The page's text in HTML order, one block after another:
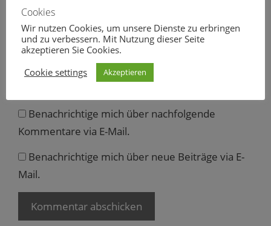
ö
f
n
e
t
)
E-
Mail
Website
Benachrichtige mich über nachfolgende
Kommentare via E-Mail.
Benachrichtige mich über neue Beiträge via E-
Mail.
Cookies
Wir nutzen Cookies, um unsere Dienste zu erbringen
und zu verbessern. Mit Nutzung dieser Seite
akzeptieren Sie Cookies.
Cookie settings
Akzeptieren